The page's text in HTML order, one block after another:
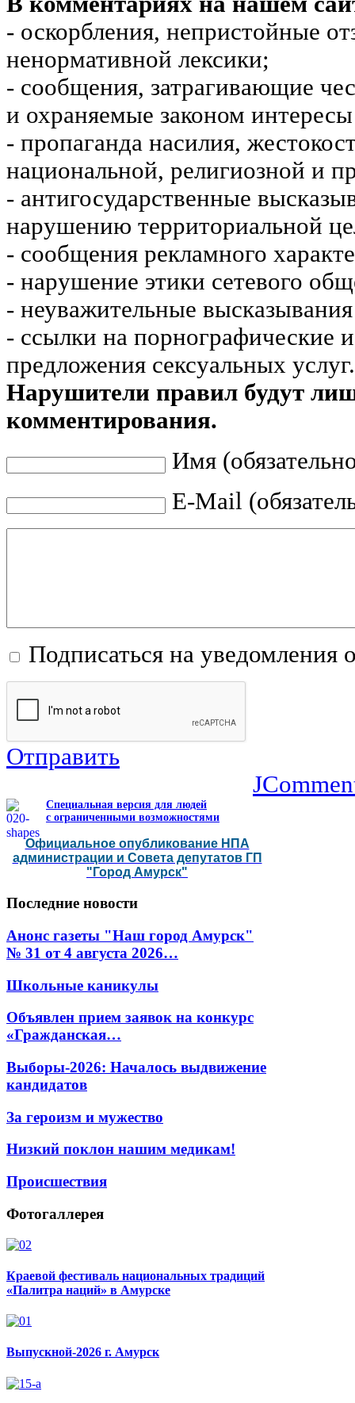
- оскорбления, непристойные
ненормативной лексики;
- сообщения, затрагивающие
и охраняемые законом
- пропаганда насилия,
национальной, религиозной и
- антигосударственные
нарушению территориальной
- сообщения рекламного
- нарушение этики сетевого
- неуважительные
- ссылки на порнографические
предложения сексуальных услуг.
Нарушители правил будут
комментирования.
Имя
E-Mail
Подписаться на уведомления
Отправить
Специальная версия для людей
с ограниченными возможностями
Официальное опубликование НПА
администрации и Совета депутатов ГП
"Город Амурск"
Последние новости
Анонс газеты "Наш город Амурск"
№ 31 от 4 августа 2026…
Школьные каникулы
Объявлен прием заявок на конкурс
«Гражданская…
Выборы-2026: Началось выдвижение
кандидатов
За героизм и мужество
Низкий поклон нашим медикам!
Происшествия
Фотогаллерея
Краевой фестиваль национальных традиций
«Палитра наций» в Амурске
Выпускной-2026 г. Амурск